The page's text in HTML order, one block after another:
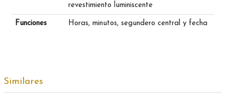
revestimiento luminiscente
Funciones Horas, minutos, segundero central y fecha
Similares